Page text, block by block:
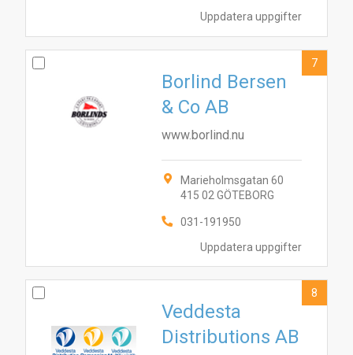
Uppdatera uppgifter
Uppdatera uppgifter
Borlind Bersen
& Co AB
www.borlind.nu
Marieholmsgatan 60
415 02 GÖTEBORG
031-191950
7
Veddesta
Distributions AB
8